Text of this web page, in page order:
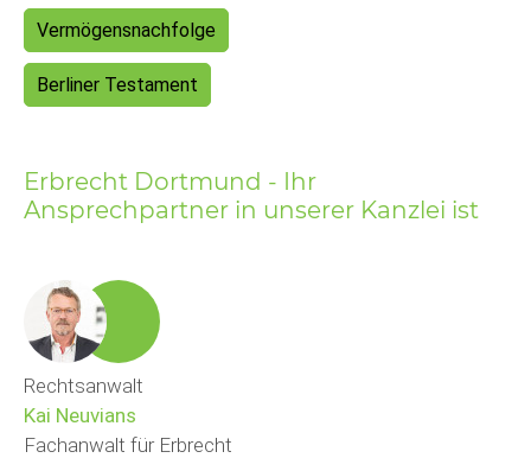
Vermögensnachfolge
Berliner Testament
Erbrecht Dortmund - Ihr
Ansprechpartner in unserer Kanzlei ist
Rechtsanwalt
Kai Neuvians
Fachanwalt für Erbrecht